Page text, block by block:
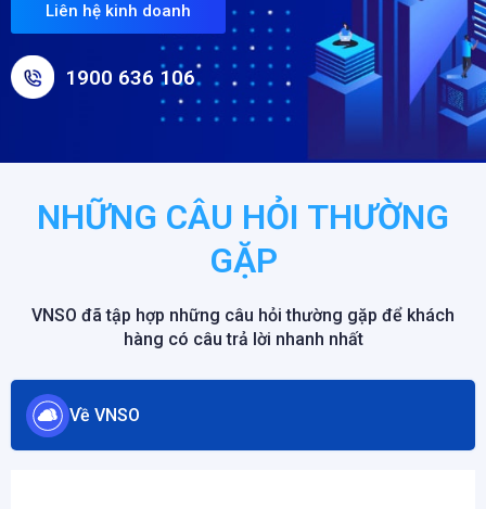
Liên hệ kinh doanh
1900 636 106
NHỮNG CÂU HỎI THƯỜNG
GẶP
VNSO đã tập hợp những câu hỏi thường gặp để khách
hàng có câu trả lời nhanh nhất
Về VNSO